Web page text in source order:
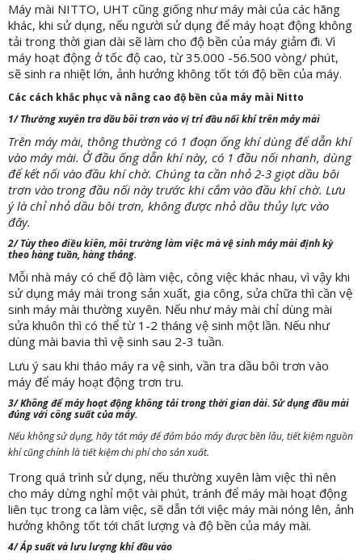
Máy mài NITTO, UHT cũng giống như máy mài của các hãng
khác, khi sử dụng, nếu người sử dụng để máy hoạt động không
tải trong thời gian dài sẽ làm cho độ bền của máy giảm đi. Vì
máy hoạt động ở tốc độ cao, từ 35.000 -56.500 vòng/ phút,
sẽ sinh ra nhiệt lớn, ảnh hưởng không tốt tới độ bền của máy.
Các cách khắc phục và nâng cao độ bền của máy mài Nitto
1/ Thường xuyên tra dầu bôi trơn vào vị trí đầu nối khí trên máy mài
Trên máy mài, thông thường có 1 đoạn ống khí dùng để dẫn khí
vào máy mài. Ở đầu ống dẫn khí này, có 1 đầu nối nhanh, dùng
để kết nối vào đầu khí chờ. Chúng ta cần nhỏ 2-3 giọt dầu bôi
trơn vào trong đầu nối này trước khi cắm vào đầu khí chờ. Lưu
ý là chỉ nhỏ dầu bôi trơn, không được nhỏ dầu thủy lực vào
đây.
2/ Tùy theo điều kiên, môi trường làm việc mà vệ sinh máy mài định kỳ
theo hàng tuần, hàng tháng.
Mỗi nhà máy có chế độ làm việc, công việc khác nhau, vì vậy khi
sử dụng máy mài trong sản xuất, gia công, sửa chữa thì cần vệ
sinh máy mài thường xuyên. Nếu như máy mài chỉ dùng mài
sửa khuôn thì có thể từ 1-2 tháng vệ sinh một lần. Nếu như
dùng mài bavia thì vệ sinh sau 2-3 tuần.
Lưu ý sau khi tháo máy ra vệ sinh, vần tra dầu bôi trơn vào
máy để máy hoạt động trơn tru.
3/ Không để máy hoạt động không tải trong thời gian dài. Sử dụng đầu mài
đúng với công suất của máy.
Nếu không sử dụng, hãy tắt máy để đảm bảo máy được bền lâu, tiết kiệm nguồn
khí cũng chính là tiết kiệm chi phí cho sản xuất.
Trong quá trình sử dụng, nếu thường xuyên làm việc thì nên
cho máy dừng nghỉ một vài phút, tránh để máy mài hoạt động
liên tục trong ca làm việc, sẽ dẫn tới việc máy mài nóng lên, ảnh
hưởng không tốt tới chất lượng và độ bền của máy mài.
4/ Áp suất và lưu lượng khí đầu vào